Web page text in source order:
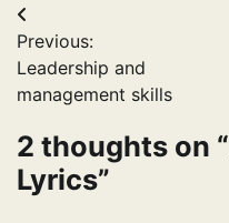
Post
navigation
Previous:
Leadership and
management skills
2 thoughts on “
Lyrics”